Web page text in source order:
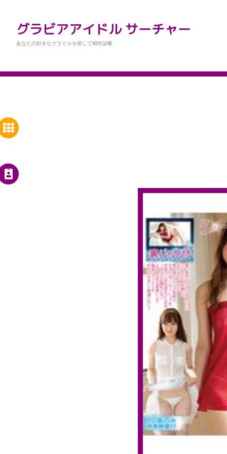
グラビアアイドル サーチャー
あなたの好きなグラドルを探して相性診断